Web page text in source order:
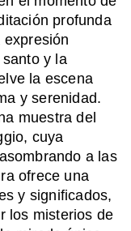
profunda
y la
la escena
y serenidad.
muestra del
cuya
a las
ofrece una
y significados,
los misterios de